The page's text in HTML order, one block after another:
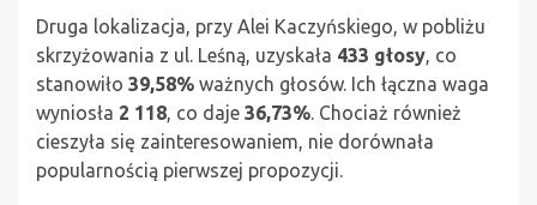
Druga lokalizacja, przy Alei Kaczyńskiego, w pobliżu
skrzyżowania z ul. Leśną, uzyskała 433 głosy, co
stanowiło 39,58% ważnych głosów. Ich łączna waga
wyniosła 2 118, co daje 36,73%. Chociaż również
cieszyła się zainteresowaniem, nie dorównała
popularnością pierwszej propozycji.